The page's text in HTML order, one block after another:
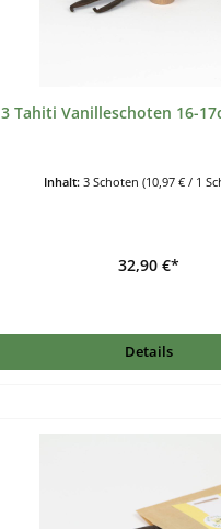
3 Tahiti Vanilleschoten 16-
Inhalt: 3 Schoten (10,97 € / 1
32,90 €*
Details